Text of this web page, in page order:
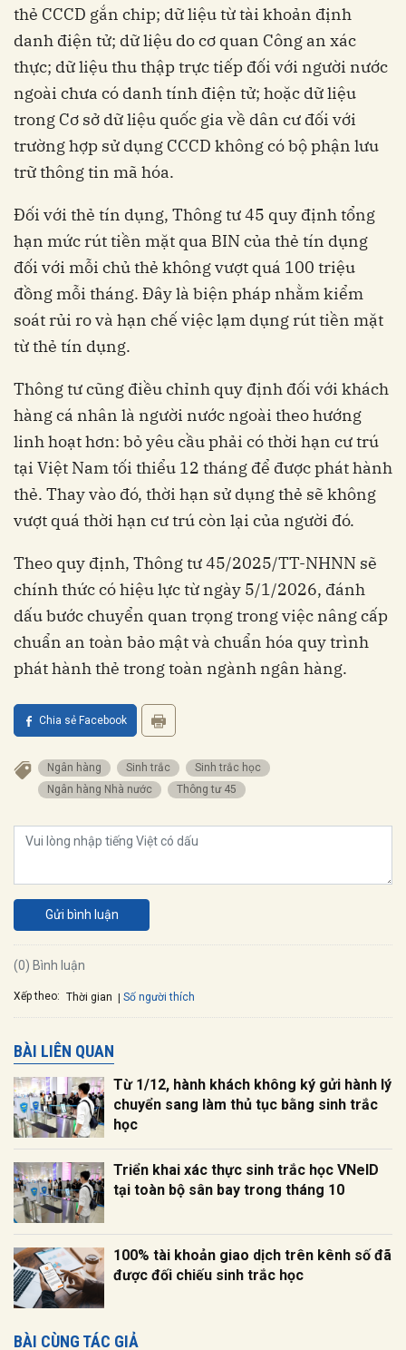
thẻ CCCD gắn chip; dữ liệu từ tài khoản định
danh điện tử; dữ liệu do cơ quan Công an xác
thực; dữ liệu thu thập trực tiếp đối với người nước
ngoài chưa có danh tính điện tử; hoặc dữ liệu
trong Cơ sở dữ liệu quốc gia về dân cư đối với
trường hợp sử dụng CCCD không có bộ phận lưu
trữ thông tin mã hóa.
Đối với thẻ tín dụng, Thông tư 45 quy định tổng
hạn mức rút tiền mặt qua BIN của thẻ tín dụng
đối với mỗi chủ thẻ không vượt quá 100 triệu
đồng mỗi tháng. Đây là biện pháp nhằm kiểm
soát rủi ro và hạn chế việc lạm dụng rút tiền mặt
từ thẻ tín dụng.
Thông tư cũng điều chỉnh quy định đối với khách
hàng cá nhân là người nước ngoài theo hướng
linh hoạt hơn: bỏ yêu cầu phải có thời hạn cư trú
tại Việt Nam tối thiểu 12 tháng để được phát hành
thẻ. Thay vào đó, thời hạn sử dụng thẻ sẽ không
vượt quá thời hạn cư trú còn lại của người đó.
Theo quy định, Thông tư 45/2025/TT-NHNN sẽ
chính thức có hiệu lực từ ngày 5/1/2026, đánh
dấu bước chuyển quan trọng trong việc nâng cấp
chuẩn an toàn bảo mật và chuẩn hóa quy trình
phát hành thẻ trong toàn ngành ngân hàng.
Chia sẻ Facebook
Ngân hàng Sinh trắc
Sinh trắc học
Ngân hàng Nhà nước
Thông tư 45
Gửi bình luận
(0) Bình luận
Xếp theo: Thời gian Số người thích
BÀI LIÊN QUAN
Từ 1/12, hành khách không ký gửi hành lý
chuyển sang làm thủ tục bằng sinh trắc
học
Triển khai xác thực sinh trắc học VNeID
tại toàn bộ sân bay trong tháng 10
100% tài khoản giao dịch trên kênh số đã
được đối chiếu sinh trắc học
BÀI CÙNG TÁC GIẢ